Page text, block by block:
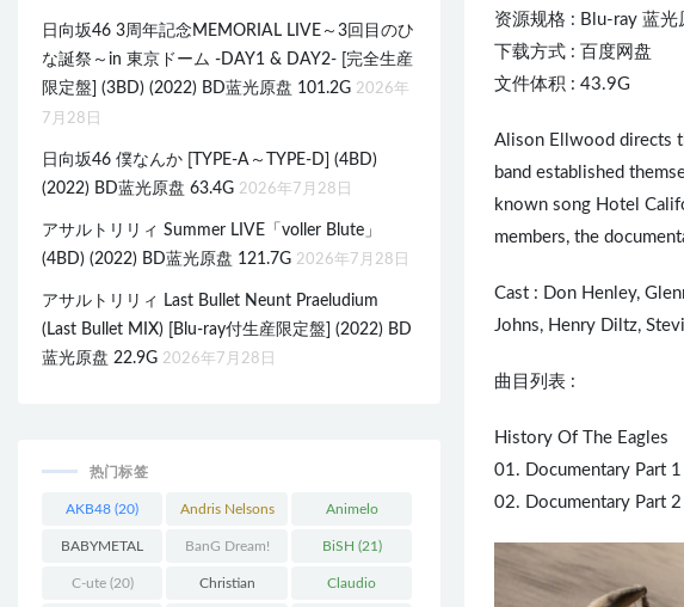
资源规格 : Blu-ray 蓝
下载方式 : 百度网盘
文件体积 : 43.9G
Alison Ellwood directs
band established
known song Hotel
members, the
Cast : Don Henley,
Johns, Henry Diltz,
曲目列表 :
History Of The Eagles
01. Documentary Part 1
02. Documentary Part 2
日向坂46 3周年記念MEMORIAL LIVE～3回目のひ
な誕祭～in 東京ドーム -DAY1 & DAY2- [完全生産
限定盤] (3BD) (2022) BD蓝光原盘 101.2G 2026年
7月28日
日向坂46 僕なんか [TYPE-A～TYPE-D] (4BD)
(2022) BD蓝光原盘 63.4G 2026年7月28日
アサルトリリィ Summer LIVE「voller Blute」
(4BD) (2022) BD蓝光原盘 121.7G 2026年7月28日
アサルトリリィ Last Bullet Neunt Praeludium
(Last Bullet MIX) [Blu-ray付生産限定盤] (2022) BD
蓝光原盘 22.9G 2026年7月28日
热门标签
AKB48 (20) Andris Nelsons
(22)
Animelo
Summer Live
(34)
BABYMETAL
(22)
BanG Dream!
(48)
BiSH (21)
C-ute(20) Christian Claudio